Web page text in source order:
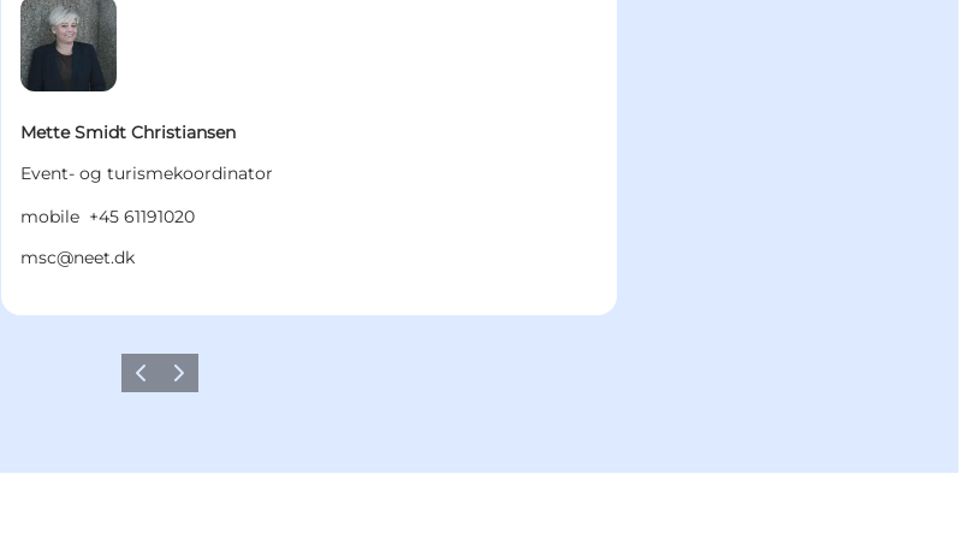
Mette Smidt Christiansen
Event- og turismekoordinator
mobile +45 61191020
msc@neet.dk
Vorherige Folie
Nächste Folie